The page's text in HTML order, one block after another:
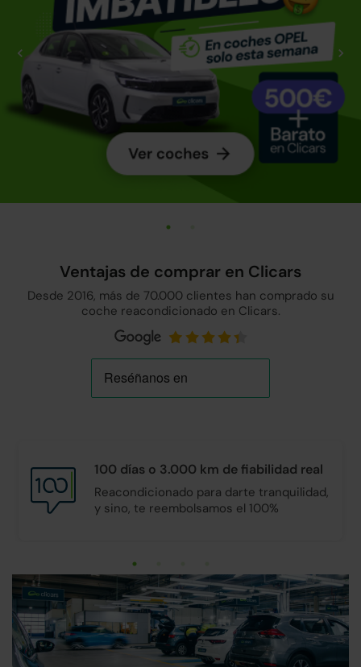
Ventajas de comprar en Clicars
Desde 2016, más de 70.000 clientes han comprado su
coche reacondicionado en Clicars.
100 días o 3.000 km defiabilidad real
Reacondicionado para darte tranquilidad,
y sino, te reembolsamos el 100%